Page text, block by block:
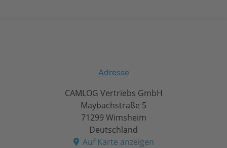
Adresse
CAMLOG Vertriebs GmbH
Maybachstraße 5
71299 Wimsheim
Deutschland
Auf Karte anzeigen